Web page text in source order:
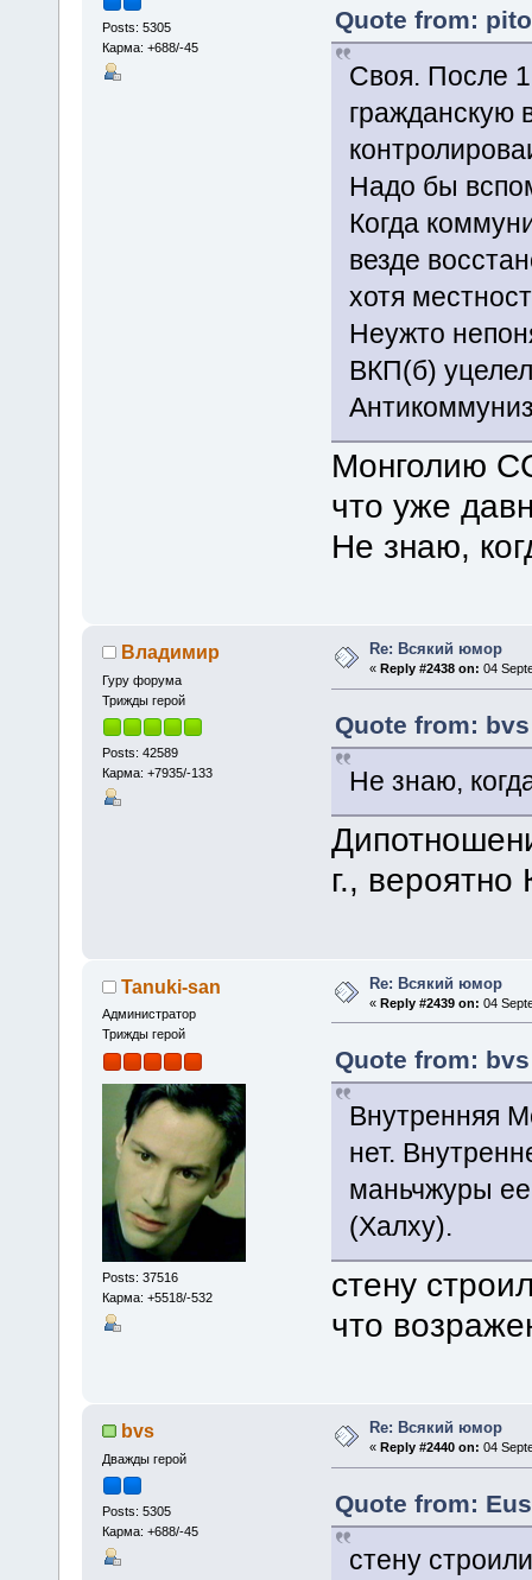
Posts: 5305
Карма: +688/-45
Quote from:
Своя. После
гражданскую
Надо бы
Когда
везде
хотя
Неужто
ВКП(б)
Монголию
что уже
Не знаю,
Владимир
Гуру форума
Трижды герой
Posts: 42589
Карма: +7935/-133
Re: Всякий юмор
«Reply #2438 on: 04
Quote from:
Не знаю,
г.,
Tanuki-san
Администратор
Трижды герой
Posts: 37516
Карма: +5518/-532
Re: Всякий юмор
«Reply #2439 on: 04
Quote from:
Внутренняя
нет.
маньчжуры
(Халху).
стену
что
bvs
Дважды герой
Posts: 5305
Карма: +688/-45
Re: Всякий юмор
«Reply #2440 on: 04
Quote from:
стену